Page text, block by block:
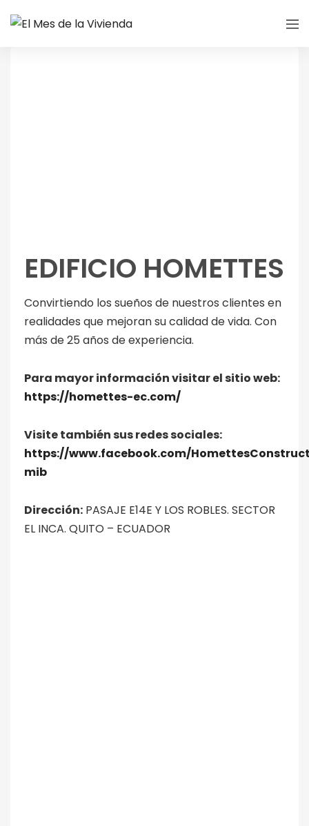
EDIFICIO HOMETTES
Convirtiendo los sueños de nuestros clientes en
realidades que mejoran su calidad de vida. Con
más de 25 años de experiencia.
Para mayor información visitar el sitio web:
https://homettes-ec.com/
Visite también sus redes sociales:
https://www.facebook.com/
mib
Dirección: PASAJE E14E Y LOS ROBLES. SECTOR
EL INCA. QUITO – ECUADOR